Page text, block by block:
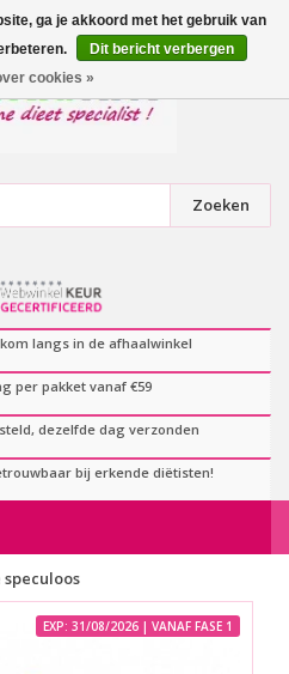
Zoeken
kom langs in de afhaalwinkel
per pakket vanaf €59
dezelfde dag verzonden
bij erkende diëtisten!
EXP: 31/08/2026 | VANAF FASE 1
ga je akkoord met het gebruik van
Dit bericht verbergen
cookies »